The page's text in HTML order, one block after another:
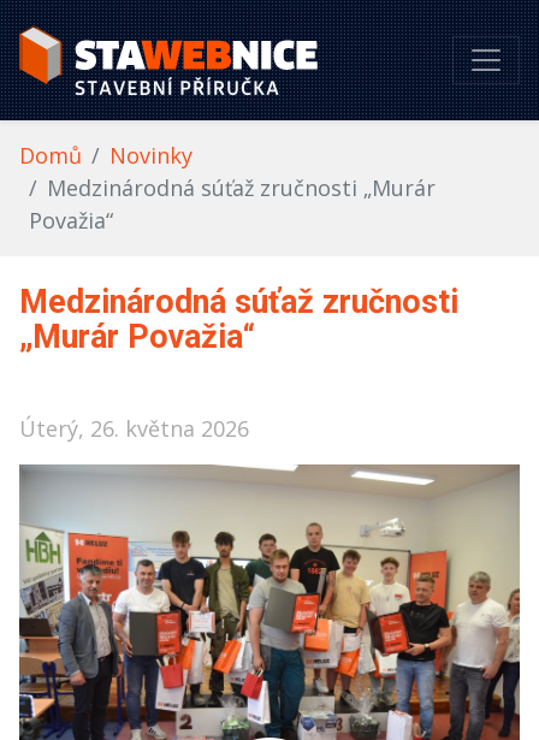
Domů
Novinky
Medzinárodná súťaž zručnosti „Murár
Považia“
Medzinárodná súťaž zručnosti
„Murár Považia“
Úterý, 26. května 2026